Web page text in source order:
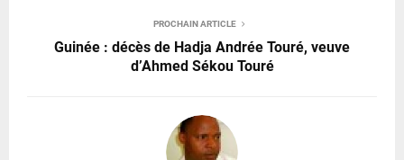
PROCHAIN ARTICLE
Guinée : décès de Hadja Andrée Touré, veuve
d’Ahmed Sékou Touré